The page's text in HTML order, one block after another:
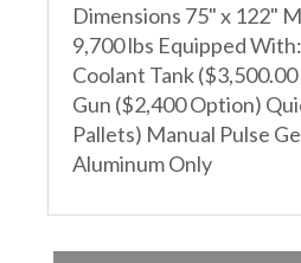
Dimensions 75" x 122"
9,700 lbs Equipped
Coolant Tank
Gun ($2,400 Option)
Pallets) Manual Pulse
Aluminum Only